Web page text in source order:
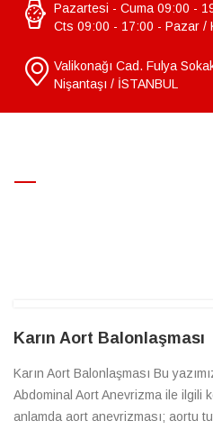
Pazartesi - Cuma 09:00 -
Cts 09:00 - 17:00 - Pazar /
Valikonağı Cad. Fulya
Nişantaşı / İSTANBUL
Karın Aort Balonlaşması
Karın Aort Balonlaşması Bu
Abdominal Aort Anevrizma ile ilgili
anlamda aort anevrizması; aortu